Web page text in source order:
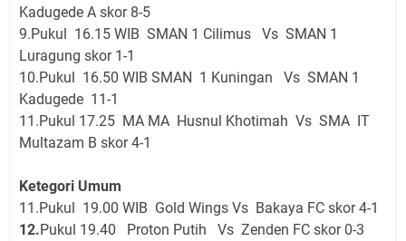
Kadugede A skor 8-5
9.Pukul 16.15 WIB SMAN 1 Cilimus Vs SMAN 1
Luragung skor 1-1
10.Pukul 16.50 WIB SMAN 1 Kuningan Vs SMAN 1
Kadugede 11-1
11.Pukul 17.25 MA MA Husnul Khotimah Vs SMA IT
Multazam B skor 4-1
Ketegori Umum
11.Pukul 19.00 WIB Gold Wings Vs Bakaya FC skor 4-1
12.Pukul 19.40 Proton Putih Vs Zenden FC skor 0-3